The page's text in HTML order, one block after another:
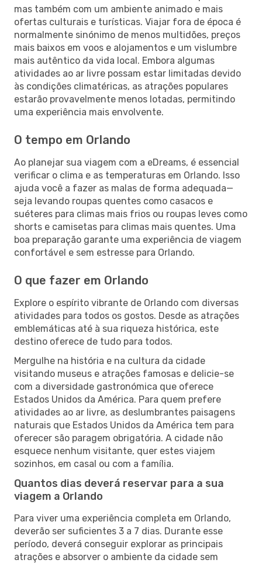
mas também com um ambiente animado e mais
ofertas culturais e turísticas. Viajar fora de época é
normalmente sinónimo de menos multidões, preços
mais baixos em voos e alojamentos e um vislumbre
mais autêntico da vida local. Embora algumas
atividades ao ar livre possam estar limitadas devido
às condições climatéricas, as atrações populares
estarão provavelmente menos lotadas, permitindo
uma experiência mais envolvente.
O tempo em Orlando
Ao planejar sua viagem com a eDreams, é essencial
verificar o clima e as temperaturas em Orlando. Isso
ajuda você a fazer as malas de forma adequada—
seja levando roupas quentes como casacos e
suéteres para climas mais frios ou roupas leves como
shorts e camisetas para climas mais quentes. Uma
boa preparação garante uma experiência de viagem
confortável e sem estresse para Orlando.
O que fazer em Orlando
Explore o espírito vibrante de Orlando com diversas
atividades para todos os gostos. Desde as atrações
emblemáticas até à sua riqueza histórica, este
destino oferece de tudo para todos.
Mergulhe na história e na cultura da cidade
visitando museus e atrações famosas e delicie-se
com a diversidade gastronómica que oferece
Estados Unidos da América. Para quem prefere
atividades ao ar livre, as deslumbrantes paisagens
naturais que Estados Unidos da América tem para
oferecer são paragem obrigatória. A cidade não
esquece nenhum visitante, quer estes viajem
sozinhos, em casal ou com a família.
Quantos dias deverá reservar para a sua
viagem a Orlando
Para viver uma experiência completa em Orlando,
deverão ser suficientes 3 a 7 dias. Durante esse
período, deverá conseguir explorar as principais
atrações e absorver o ambiente da cidade sem